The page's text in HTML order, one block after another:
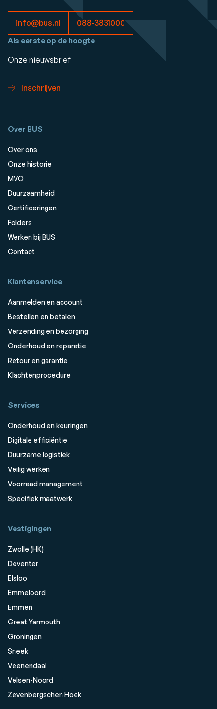
info@bus.nl 088-3831000
Als eerste op de hoogte
Onze nieuwsbrief
Inschrijven
Over BUS
Over ons
Onze historie
MVO
Duurzaamheid
Certificeringen
Folders
Werken bij BUS
Contact
Klantenservice
Aanmelden en account
Bestellen en betalen
Verzending en bezorging
Onderhoud en reparatie
Retour en garantie
Klachtenprocedure
Services
Onderhoud en keuringen
Digitale efficiëntie
Duurzame logistiek
Veilig werken
Voorraad management
Specifiek maatwerk
Vestigingen
Zwolle (HK)
Deventer
Elsloo
Emmeloord
Emmen
Great Yarmouth
Groningen
Sneek
Veenendaal
Velsen-Noord
Zevenbergschen Hoek